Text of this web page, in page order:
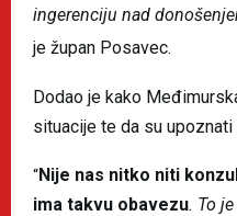
ingerenciju nad
je župan Posavec.
Dodao je kako
situacije te da su
“Nije nas nitko niti
ima takvu obavezu. To